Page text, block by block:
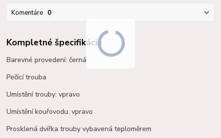
Komentáre 0
Kompletné špecifikácie
Barevné provedení: černá
Pečící trouba
Umístění trouby: vpravo
Umístění kouřovodu: vpravo
Prosklená dvířka trouby vybavená teploměrem